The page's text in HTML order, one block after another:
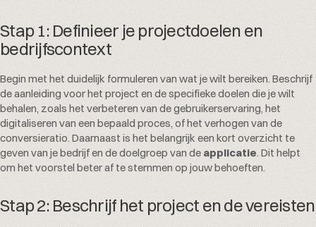
Stap 1: Definieer je projectdoelen en
bedrijfscontext
Begin met het duidelijk formuleren van wat je wilt bereiken. Beschrijf
de aanleiding voor het project en de specifieke doelen die je wilt
behalen, zoals het verbeteren van de gebruikerservaring, het
digitaliseren van een bepaald proces, of het verhogen van de
conversieratio. Daarnaast is het belangrijk een kort overzicht te
geven van je bedrijf en de doelgroep van de applicatie. Dit helpt
om het voorstel beter af te stemmen op jouw behoeften.
Stap 2: Beschrijf het project en de vereisten